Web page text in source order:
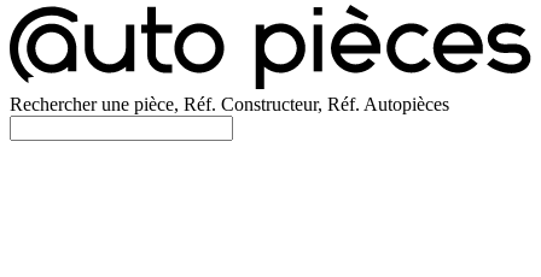
Rechercher une pièce, Réf. Constructeur, Réf. Autopièces